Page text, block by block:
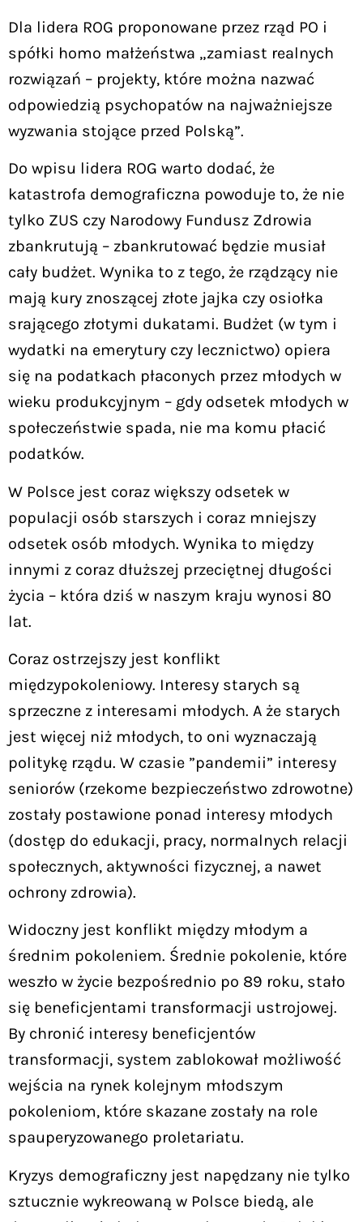
Dla lidera ROG proponowane przez rząd PO i
spółki homo małżeństwa „zamiast realnych
rozwiązań – projekty, które można nazwać
odpowiedzią psychopatów na najważniejsze
wyzwania stojące przed Polską”.
Do wpisu lidera ROG warto dodać, że
katastrofa demograficzna powoduje to, że nie
tylko ZUS czy Narodowy Fundusz Zdrowia
zbankrutują – zbankrutować będzie musiał
cały budżet. Wynika to z tego, że rządzący nie
mają kury znoszącej złote jajka czy osiołka
srającego złotymi dukatami. Budżet (w tym i
wydatki na emerytury czy lecznictwo) opiera
się na podatkach płaconych przez młodych w
wieku produkcyjnym – gdy odsetek młodych w
społeczeństwie spada, nie ma komu płacić
podatków.
W Polsce jest coraz większy odsetek w
populacji osób starszych i coraz mniejszy
odsetek osób młodych. Wynika to między
innymi z coraz dłuższej przeciętnej długości
życia – która dziś w naszym kraju wynosi 80
lat.
Coraz ostrzejszy jest konflikt
międzypokoleniowy. Interesy starych są
sprzeczne z interesami młodych. A że starych
jest więcej niż młodych, to oni wyznaczają
politykę rządu. W czasie ”pandemii” interesy
seniorów (rzekome bezpieczeństwo zdrowotne)
zostały postawione ponad interesy młodych
(dostęp do edukacji, pracy, normalnych relacji
społecznych, aktywności fizycznej, a nawet
ochrony zdrowia).
Widoczny jest konflikt między młodym a
średnim pokoleniem. Średnie pokolenie, które
weszło w życie bezpośrednio po 89 roku, stało
się beneficjentami transformacji ustrojowej.
By chronić interesy beneficjentów
transformacji, system zablokował możliwość
wejścia na rynek kolejnym młodszym
pokoleniom, które skazane zostały na role
spauperyzowanego proletariatu.
Kryzys demograficzny jest napędzany nie tylko
sztucznie wykreowaną w Polsce biedą, ale